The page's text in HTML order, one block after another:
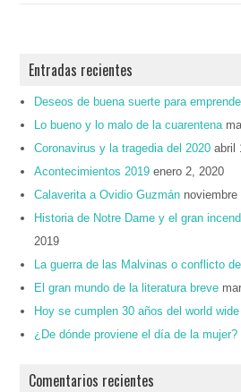
Entradas recientes
Deseos de buena suerte para
Lo bueno y lo malo de la cuarentena
Coronavirus y la tragedia del 2020 abril
Acontecimientos 2019 enero 2, 2020
Calaverita a Ovidio Guzmán noviembre
Historia de Notre Dame y el gran
2019
La guerra de las Malvinas o conflicto
El gran mundo de la literatura breve
Hoy se cumplen 30 años del world
¿De dónde proviene el día de la mujer?
Comentarios recientes